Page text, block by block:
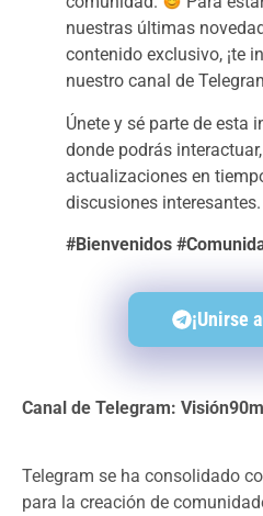
Canal de Telegram:
Telegram se ha consolidado
para la creación de
nuestras últimas
contenido exclusivo, ¡te
nuestro canal de
Únete y sé parte de esta
donde podrás
actualizaciones en
discusiones interesantes.
#Bienvenidos
¡Unirse